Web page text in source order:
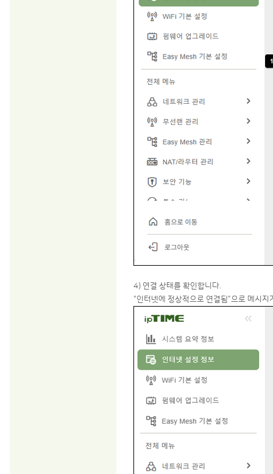
4) 연결 상태를 확인합니다.
“인터넷에 정상적으로 연결됨”으로 메시